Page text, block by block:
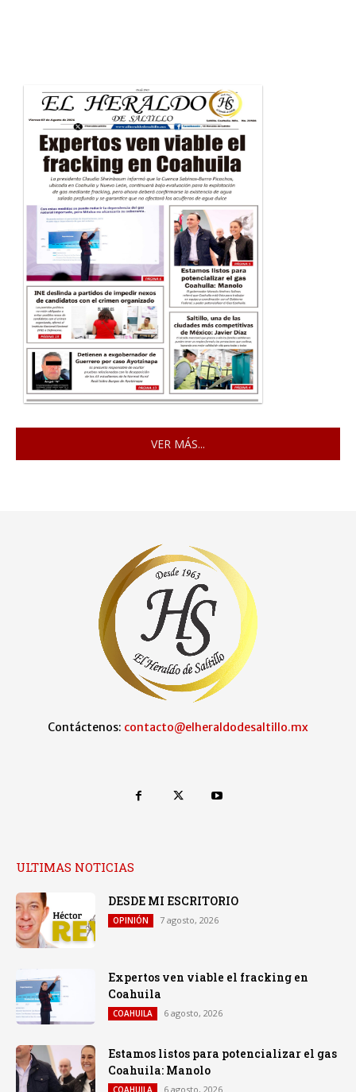
VER MÁS...
Contáctenos: contacto@elheraldodesaltillo.mx
ULTIMAS NOTICIAS
DESDE MI ESCRITORIO
OPINIÓN 7 agosto, 2026
Expertos ven viable el fracking en
Coahuila
COAHUILA 6 agosto, 2026
Estamos listos para potencializar el gas
Coahuila: Manolo
COAHUILA 6 agosto, 2026